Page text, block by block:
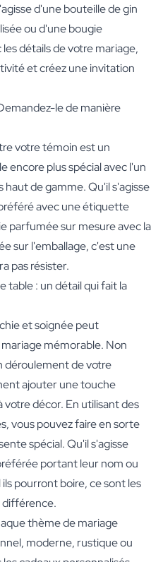
d'une bouteille de gin
ou d'une bougie
détails de votre mariage,
et créez une invitation
le de manière
votre témoin est un
encore plus spécial avec l'un
haut de gamme. Qu'il s'agisse
avec une étiquette
parfumée sur mesure avec la
sur l'emballage, c'est une
pas résister.
table : un détail qui fait la
et soignée peut
mémorable. Non
déroulement de votre
ajouter une touche
décor. En utilisant des
vous pouvez faire en sorte
spécial. Qu'il s'agisse
portant leur nom ou
pourront boire, ce sont les
différence.
thème de mariage
moderne, rustique ou